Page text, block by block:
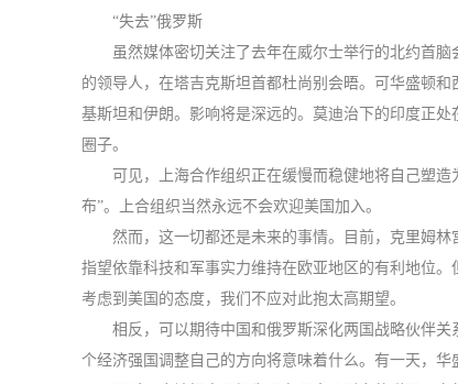
“失去”俄罗斯
虽然媒体密切关注了去年在威尔士举行的北约首
的领导人，在塔吉克斯坦首都杜尚别会晤。可华盛顿
基斯坦和伊朗。影响将是深远的。莫迪治下的印度正
圈子。
可见，上海合作组织正在缓慢而稳健地将自己塑
布”。上合组织当然永远不会欢迎美国加入。
然而，这一切都还是未来的事情。目前，克里姆
指望依靠科技和军事实力维持在欧亚地区的有利地位
考虑到美国的态度，我们不应对此抱太高期望。
相反，可以期待中国和俄罗斯深化两国战略伙伴
个经济强国调整自己的方向将意味着什么。有一天，